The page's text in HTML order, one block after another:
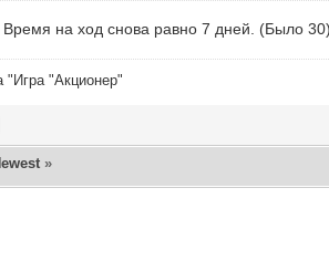
на ход снова равно 7 дней. (Было
"Игра "Акционер"
»